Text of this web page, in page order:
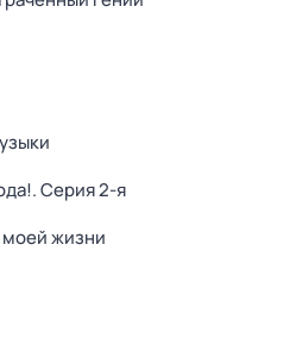
. Серия 2-я
жизни